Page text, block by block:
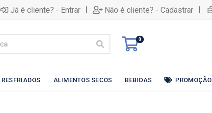
Já é cliente? - Entrar | Não é cliente? - Cadastrar |
0
ALIMENTOS SECOS BEBIDAS PROMOÇÃO